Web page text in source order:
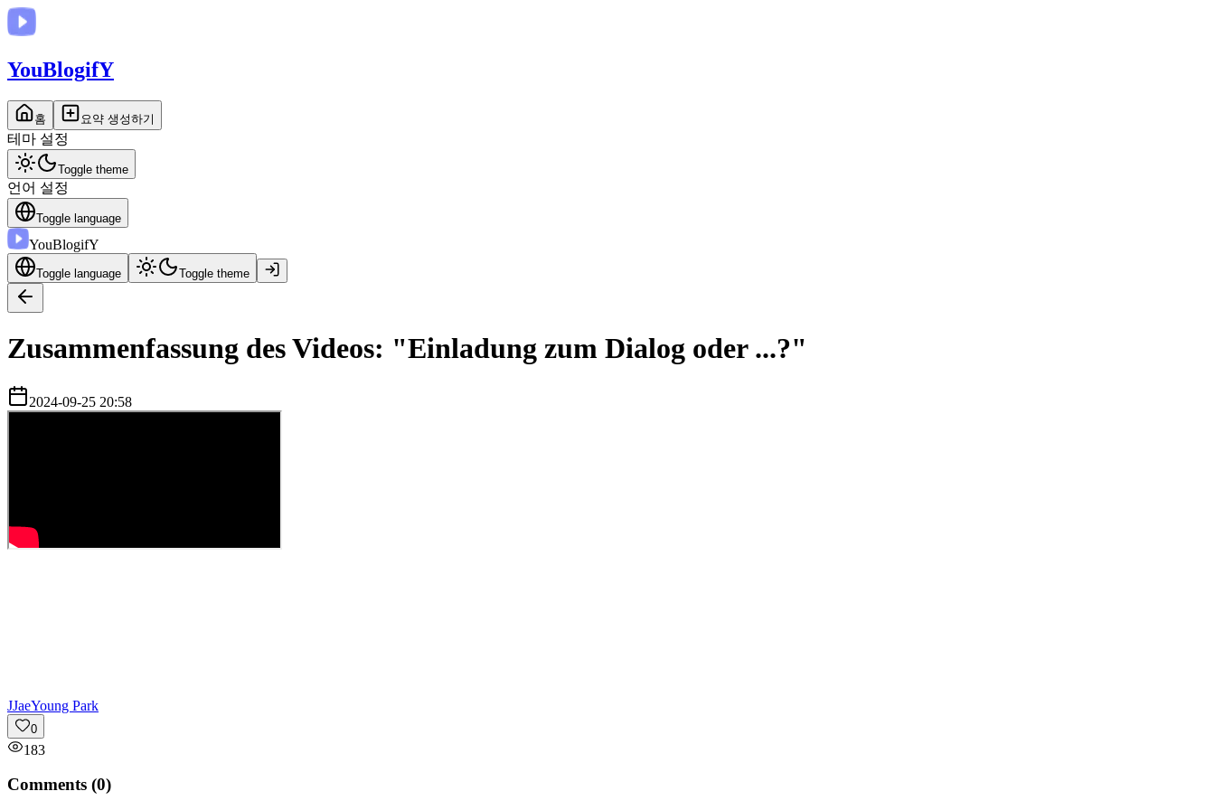
YouBlogifY
홈 요약 생성하기
테마 설정
Toggle theme
언어 설정
Toggle language
YouBlogifY
Toggle language Toggle theme
Zusammenfassung des Videos: "Einladung zum Dialog oder ...?"
2024-09-25 20:58
JJaeYoung Park
0
183
Comments (0)